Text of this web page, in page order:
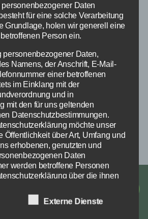
RuF (Stand Januar_2026)
E-
Daten
für eine solche Verarbeitung
Grundlage, holen wir generell eine
Person ein.
personenbezogener Daten,
Namens, der Anschrift, E-Mail-
einer betroffenen
im Einklang mit der
und in
mit den für uns geltenden
Datenschutzbestimmungen.
möchte unser
Öffentlichkeit über Art, Umfang und
erhobenen, genutzten und
Daten
werden betroffene Personen
über die ihnen
Verarbeitung Verantwortlicher
Externe Dienste